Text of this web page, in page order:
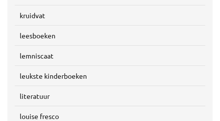
kruidvat
leesboeken
lemniscaat
leukste kinderboeken
literatuur
louise fresco